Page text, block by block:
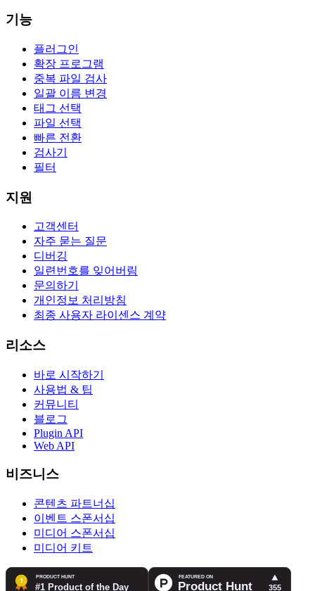
기능
플러그인
확장 프로그램
중복 파일 검사
일괄 이름 변경
태그 선택
파일 선택
빠른 전환
검사기
필터
지원
고객센터
자주 묻는 질문
디버깅
일련번호를 잊어버림
문의하기
개인정보 처리방침
최종 사용자 라이센스 계약
리소스
바로 시작하기
사용법 & 팁
커뮤니티
블로그
Plugin API
Web API
비즈니스
콘텐츠 파트너십
이벤트 스폰서십
미디어 스폰서십
미디어 키트